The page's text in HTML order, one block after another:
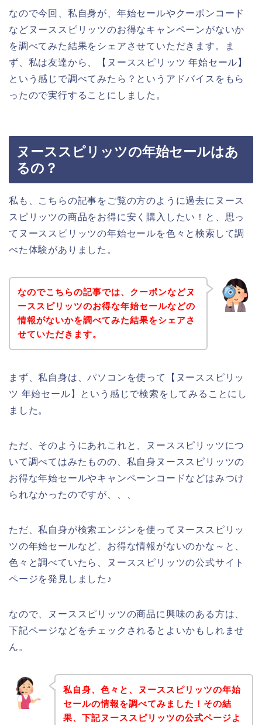
なので今回、私自身が、年始セールやクーポンコード
などヌーススピリッツのお得なキャンペーンがないか
を調べてみた結果をシェアさせていただきます。ま
ず、私は友達から、【ヌーススピリッツ 年始セール】
という感じで調べてみたら？というアドバイスをもら
ったので実行することにしました。
ヌーススピリッツの年始セールはあ
るの？
私も、こちらの記事をご覧の方のように過去にヌース
スピリッツの商品をお得に安く購入したい！と、思っ
てヌーススピリッツの年始セールを色々と検索して調
べた体験がありました。
なのでこちらの記事では、クーポンなどヌ
ーススピリッツのお得な年始セールなどの
情報がないかを調べてみた結果をシェアさ
せていただきます。
まず、私自身は、パソコンを使って【ヌーススピリッ
ツ 年始セール】という感じで検索をしてみることにし
ました。
ただ、そのようにあれこれと、ヌーススピリッツにつ
いて調べてはみたものの、私自身ヌーススピリッツの
お得な年始セールやキャンペーンコードなどはみつけ
られなかったのですが、、、
ただ、私自身が検索エンジンを使ってヌーススピリッ
ツの年始セールなど、お得な情報がないのかな～と、
色々と調べていたら、ヌーススピリッツの公式サイト
ページを発見しました♪
なので、ヌーススピリッツの商品に興味のある方は、
下記ページなどをチェックされるとよいかもしれませ
ん。
私自身、色々と、ヌーススピリッツの年始
セールの情報を調べてみました！その結
果、下記ヌーススピリッツの公式ページよ